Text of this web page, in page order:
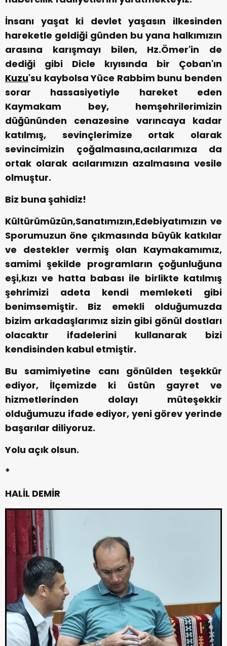
İnsanı yaşat ki devlet yaşasın ilkesinden
hareketle geldiği günden bu yana halkımızın
arasına karışmayı bilen, Hz.Ömer'in de
dediği gibi Dicle kıyısında bir Çoban'ın
Kuzu'su kaybolsa Yüce Rabbim bunu benden
sorar hassasiyetiyle hareket eden
Kaymakam bey, hemşehrilerimizin
düğününden cenazesine varıncaya kadar
katılmış, sevinçlerimize ortak olarak
sevincimizin çoğalmasına,acılarımıza da
ortak olarak acılarımızın azalmasına vesile
olmuştur.
Biz buna şahidiz!
Kültürümüzün,Sanatımızın,Edebiyatımızın ve
Sporumuzun öne çıkmasında büyük katkılar
ve destekler vermiş olan Kaymakamımız,
samimi şekilde programların çoğunluğuna
eşi,kızı ve hatta babası ile birlikte katılmış
şehrimizi adeta kendi memleketi gibi
benimsemiştir. Biz emekli olduğumuzda
bizim arkadaşlarımız sizin gibi gönül dostları
olacaktır ifadelerini kullanarak bizi
kendisinden kabul etmiştir.
Bu samimiyetine canı gönülden teşekkür
ediyor, İlçemizde ki üstün gayret ve
hizmetlerinden dolayı müteşekkir
olduğumuzu ifade ediyor, yeni görev yerinde
başarılar diliyoruz.
Yolu açık olsun.
*
HALİL DEMİR